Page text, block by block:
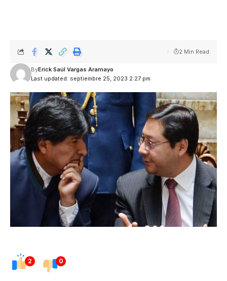
Last updated: septiembre 25, 2023 2:27 pm
ByErick Saúl Vargas Aramayo
2 Min Read
2 0